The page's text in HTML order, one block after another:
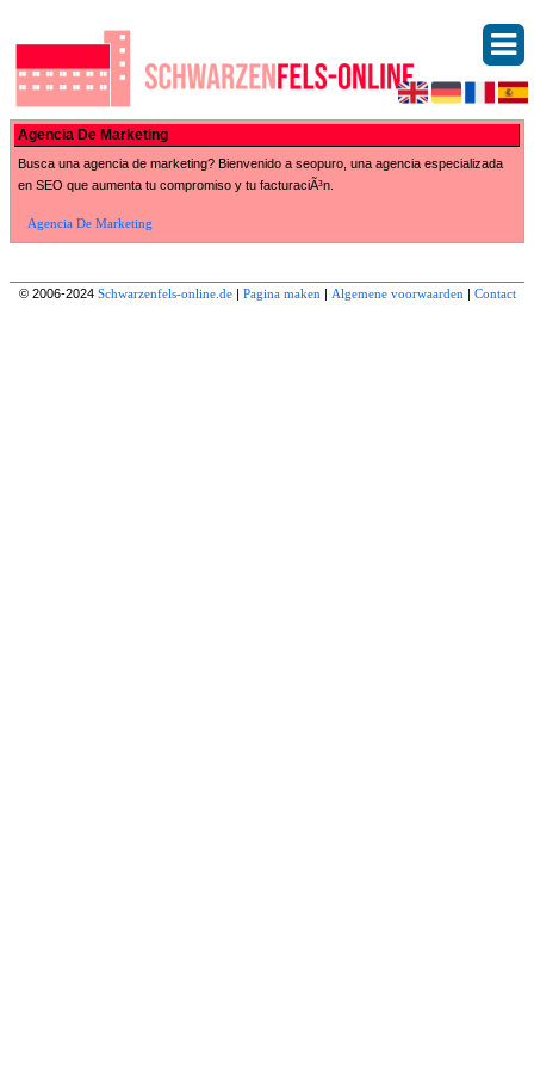
Agencia De Marketing
Busca una agencia de marketing? Bienvenido a seopuro, una agencia especializada
en SEO que aumenta tu compromiso y tu facturaciÃ³n.
Agencia De Marketing
© 2006-2024 Schwarzenfels-online.de| Pagina maken | Algemene voorwaarden | Contact